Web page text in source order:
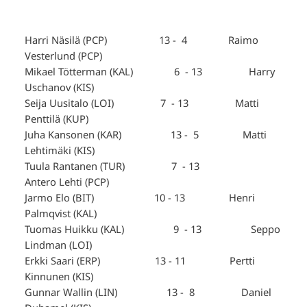
Harri Näsilä (PCP) 13 - 4 Raimo
Vesterlund (PCP)
Mikael Tötterman (KAL) 6 - 13 Harry
Uschanov (KIS)
Seija Uusitalo (LOI) 7 - 13 Matti
Penttilä (KUP)
Juha Kansonen (KAR) 13 - 5 Matti
Lehtimäki (KIS)
Tuula Rantanen (TUR) 7 - 13
Antero Lehti (PCP)
Jarmo Elo (BIT) 10 - 13 Henri
Palmqvist (KAL)
Tuomas Huikku (KAL) 9 - 13 Seppo
Lindman (LOI)
Erkki Saari (ERP) 13 - 11 Pertti
Kinnunen (KIS)
Gunnar Wallin (LIN) 13 - 8 Daniel